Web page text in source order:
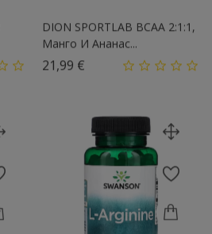
DION SPORTLAB BCAA 2:1:1,
Манго И Ананас...
21,99 €